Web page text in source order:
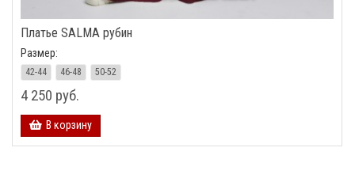
Платье SALMA рубин
Размер:
42-44 46-48 50-52
4 250 руб.
В корзину